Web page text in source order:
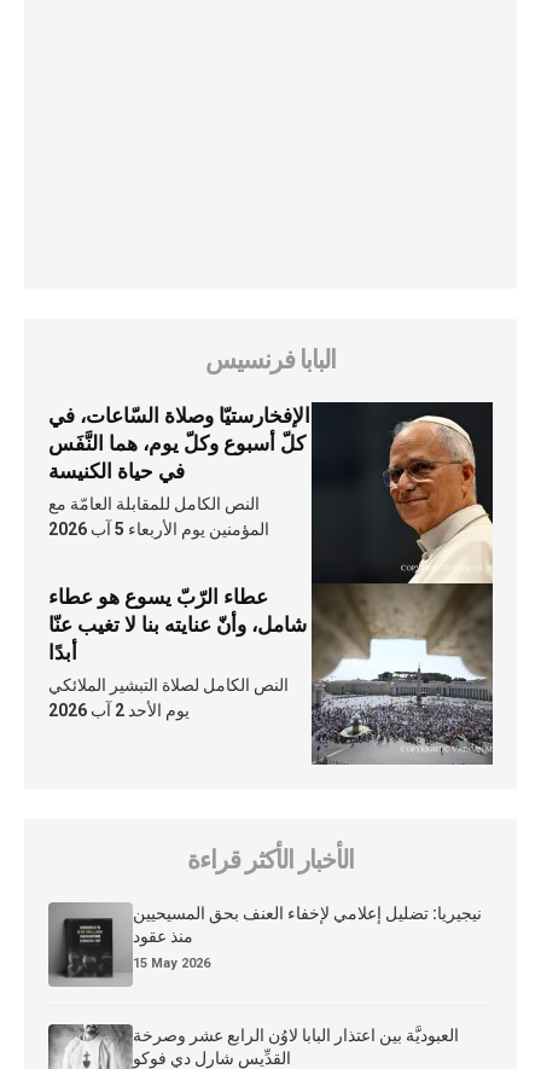
البابا فرنسيس
الإفخارستيّا وصلاة السّاعات، في
كلّ أسبوع وكلّ يوم، هما النَّفَس
في حياة الكنيسة
النص الكامل للمقابلة العامّة مع
المؤمنين يوم الأربعاء 5 آب 2026
عطاء الرّبّ يسوع هو عطاء
شامل، وأنّ عنايته بنا لا تغيب عنّا
أبدًا
النص الكامل لصلاة التبشير الملائكي
يوم الأحد 2 آب 2026
الأخبار الأكثر قراءة
نيجيريا: تضليل إعلامي لإخفاء العنف بحق المسيحيين
منذ عقود
15 May 2026
العبوديَّة بين اعتذار البابا لاوُن الرابع عشر وصرخة
القدِّيس شارل دي فوكو